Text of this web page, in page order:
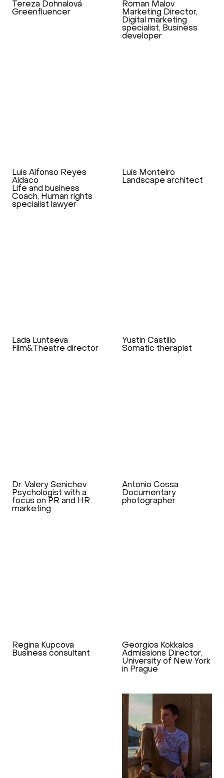
Tereza Dohnalová
Greenfluencer
Roman Malov
Marketing Director,
Digital marketing
specialist, Business
developer
Luis Alfonso Reyes
Aldaco
Life and business
Coach, Human rights
specialist lawyer
Luís Monteiro
Landscape architect
Lada Luntseva
Film&Theatre director
Yustin Castillo
Somatic therapist
Dr. Valery Senichev
Psychologist with a
focus on PR and HR
marketing
Antonio Cossa
Documentary
photographer
Regina Kupcova
Business consultant
Georgios Kokkalos
Admissions Director,
University of New York
in Prague